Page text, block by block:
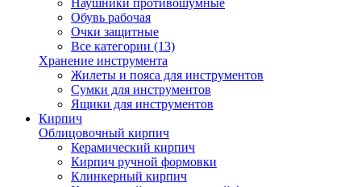
Наушники противошумные
Обувь рабочая
Очки защитные
Все категории (13)
Хранение инструмента
Жилеты и пояса для инструментов
Сумки для инструментов
Ящики для инструментов
Кирпич
Облицовочный кирпич
Керамический кирпич
Кирпич ручной формовки
Клинкерный кирпич